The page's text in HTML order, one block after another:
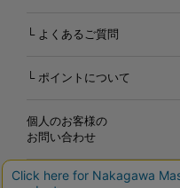
└ よくあるご質問
└ ポイントについて
個人のお客様の
お問い合わせ